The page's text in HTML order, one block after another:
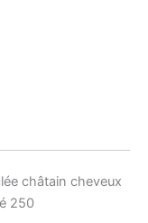
châtain cheveux
250